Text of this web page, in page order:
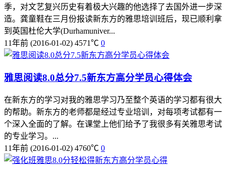
季，对文艺复兴历史有着极大兴趣的他选择了去国外进一步深
造。龚童鞋在三月份报读新东方的雅思培训班后，现已顺利拿
到英国杜伦大学(Durhamuniver...
11年前 (2016-01-02) 4571℃ 0
雅思阅读8.0总分7.5新东方高分学员心得体会
在新东方的学习对我的雅思学习乃至整个英语的学习都有很大
的帮助。新东方的老师都是经过专业培训，对每项考试都有一
个深入全面的了解。在课堂上他们给予了我很多有关雅思考试
的专业学习。...
11年前 (2016-01-02) 4760℃ 0